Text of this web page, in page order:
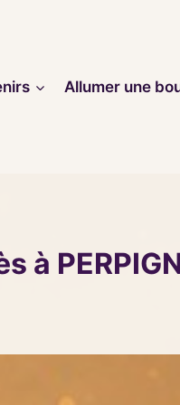
Allumer une
à